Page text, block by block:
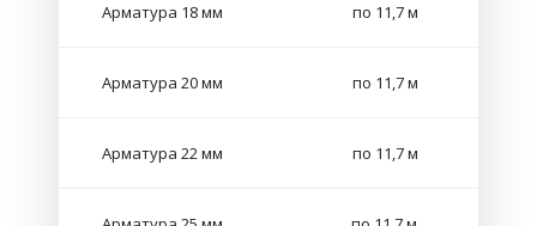
Арматура 18 мм по 11,7 м
Арматура 20 мм по 11,7 м
Арматура 22 мм по 11,7 м